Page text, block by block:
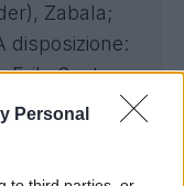
Personal
Zabala;
disposizione:
Erik, Santos,
Ivic